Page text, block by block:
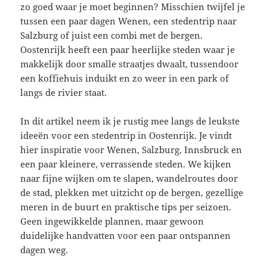
zo goed waar je moet beginnen? Misschien twijfel je
tussen een paar dagen Wenen, een stedentrip naar
Salzburg of juist een combi met de bergen.
Oostenrijk heeft een paar heerlijke steden waar je
makkelijk door smalle straatjes dwaalt, tussendoor
een koffiehuis induikt en zo weer in een park of
langs de rivier staat.
In dit artikel neem ik je rustig mee langs de leukste
ideeën voor een stedentrip in Oostenrijk. Je vindt
hier inspiratie voor Wenen, Salzburg, Innsbruck en
een paar kleinere, verrassende steden. We kijken
naar fijne wijken om te slapen, wandelroutes door
de stad, plekken met uitzicht op de bergen, gezellige
meren in de buurt en praktische tips per seizoen.
Geen ingewikkelde plannen, maar gewoon
duidelijke handvatten voor een paar ontspannen
dagen weg.